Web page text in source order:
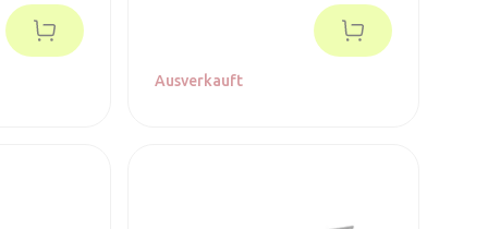
und
aus
zusätzliche DELTA 2 Max-
Batterien anschließen und die
ursprüngliche Kapazität auf bis zu
6 kWh erweitern können. Der
Ausverkauft